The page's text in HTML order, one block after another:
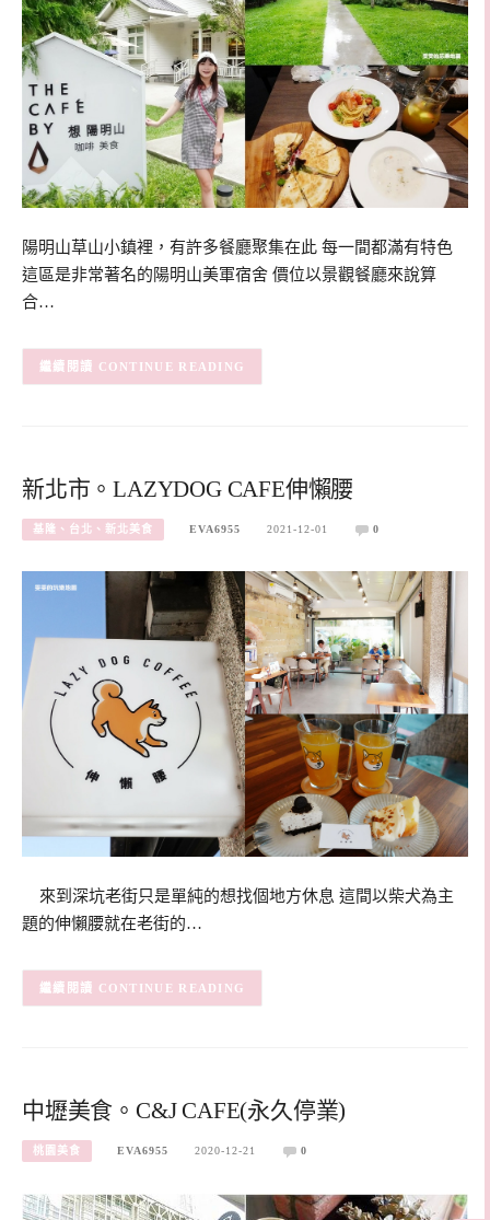
陽明山草山小鎮裡，有許多餐廳聚集在此 每一間都滿有特色
這區是非常著名的陽明山美軍宿舍 價位以景觀餐廳來說算
合…
CONTINUE READING
新北市。LAZYDOG CAFE伸懶腰
基隆、台北、新北美食 EVA6955 2021-12-01 0
來到深坑老街只是單純的想找個地方休息 這間以柴犬為主
題的伸懶腰就在老街的…
CONTINUE READING
中壢美食。C&J CAFE(永久停業)
桃園美食 EVA6955 2020-12-21 0